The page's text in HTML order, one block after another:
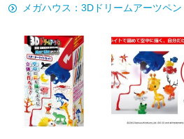
メガハウス：3Dドリームアーツペン